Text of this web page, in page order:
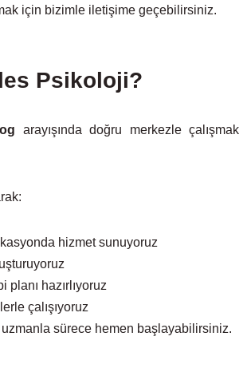
için bizimle iletişime geçebilirsiniz.
Psikoloji?
arayışında doğru merkezle çalışmak
hizmet sunuyoruz
planı hazırlıyoruz
çalışıyoruz
sürece hemen başlayabilirsiniz.